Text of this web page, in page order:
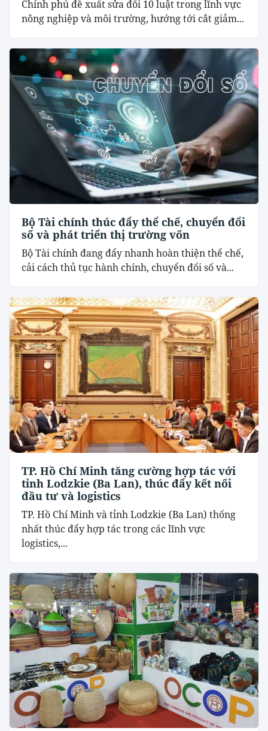
Chính phủ đề xuất sửa đổi 10 luật trong lĩnh vực
nông nghiệp và môi trường, hướng tới cắt giảm...
Bộ Tài chính thúc đẩy thể chế, chuyển đổi
số và phát triển thị trường vốn
Bộ Tài chính đang đẩy nhanh hoàn thiện thể chế,
cải cách thủ tục hành chính, chuyển đổi số và...
TP. Hồ Chí Minh tăng cường hợp tác với
tỉnh Lodzkie (Ba Lan), thúc đẩy kết nối
đầu tư và logistics
TP. Hồ Chí Minh và tỉnh Lodzkie (Ba Lan) thống
nhất thúc đẩy hợp tác trong các lĩnh vực
logistics,...